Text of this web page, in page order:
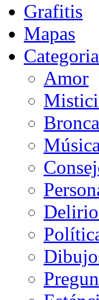
Grafitis
Mapas
Amor
Bronca